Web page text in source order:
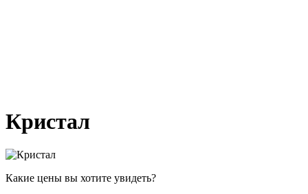
Кристал
Какие цены вы хотите увидеть?